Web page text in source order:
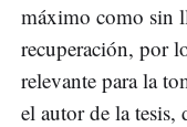
máximo como sin
recuperación, por
relevante para la
el autor de la